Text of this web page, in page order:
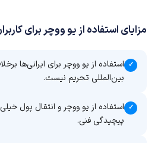
مزایای استفاده از یو ووچر برای
✓ استفاده از یو ووچر برای ایرانی‌ها
بین‌المللی تحریم نیست.
✓ استفاده از یو ووچر و انتقال پول
پیچیدگی فنی.